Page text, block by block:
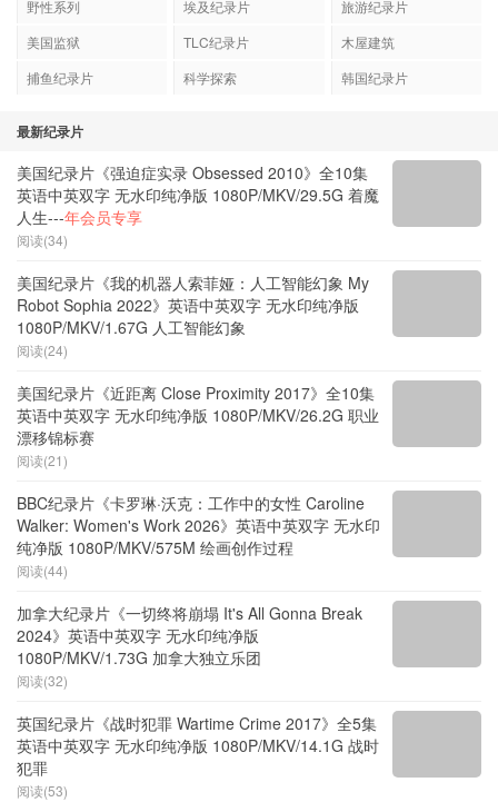
野性系列
埃及纪录片
旅游纪录片
美国监狱
TLC纪录片
木屋建筑
捕鱼纪录片
科学探索 韩国纪录片
最新纪录片
美国纪录片《强迫症实录 Obsessed 2010》全10集
英语中英双字 无水印纯净版 1080P/MKV/29.5G 着魔
人生---年会员专享
阅读(34)
美国纪录片《我的机器人索菲娅：人工智能幻象 My
Robot Sophia 2022》英语中英双字 无水印纯净版
1080P/MKV/1.67G 人工智能幻象
阅读(24)
美国纪录片《近距离 Close Proximity 2017》全10集
英语中英双字 无水印纯净版 1080P/MKV/26.2G 职业
漂移锦标赛
阅读(21)
BBC纪录片《卡罗琳·沃克：工作中的女性 Caroline
Walker: Women's Work 2026》英语中英双字 无水印
纯净版 1080P/MKV/575M 绘画创作过程
阅读(44)
加拿大纪录片《一切终将崩塌 It's All Gonna Break
2024》英语中英双字 无水印纯净版
1080P/MKV/1.73G 加拿大独立乐团
阅读(32)
英国纪录片《战时犯罪 Wartime Crime 2017》全5集
英语中英双字 无水印纯净版 1080P/MKV/14.1G 战时
犯罪
阅读(53)